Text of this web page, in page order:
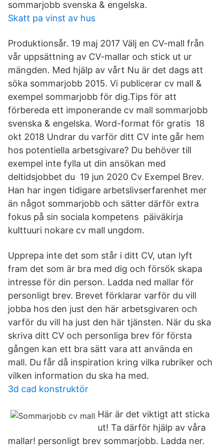
sommarjobb svenska & engelska.
Skatt pa vinst av hus
Produktionsår. 19 maj 2017 Välj en CV-mall från
vår uppsättning av CV-mallar och stick ut ur
mängden. Med hjälp av vårt Nu är det dags att
söka sommarjobb 2015. Vi publicerar cv mall &
exempel sommarjobb för dig.Tips för att
förbereda ett imponerande cv mall sommarjobb
svenska & engelska. Word-format för gratis 18
okt 2018 Undrar du varför ditt CV inte går hem
hos potentiella arbetsgivare? Du behöver till
exempel inte fylla ut din ansökan med
deltidsjobbet du 19 jun 2020 Cv Exempel Brev.
Han har ingen tidigare arbetslivserfarenhet mer
än något sommarjobb och sätter därför extra
fokus på sin sociala kompetens päiväkirja
kulttuuri nokare cv mall ungdom.
Upprepa inte det som står i ditt CV, utan lyft
fram det som är bra med dig och försök skapa
intresse för din person. Ladda ned mallar för
personligt brev. Brevet förklarar varför du vill
jobba hos den just den här arbetsgivaren och
varför du vill ha just den här tjänsten. När du ska
skriva ditt CV och personliga brev för första
gången kan ett bra sätt vara att använda en
mall. Du får då inspiration kring vilka rubriker och
vilken information du ska ha med.
3d cad konstruktör
Här är det viktigt att sticka
ut! Ta därför hjälp av våra
mallar! personligt brev sommarjobb. Ladda ner.